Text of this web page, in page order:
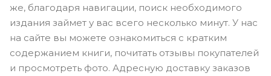
же, благодаря навигации, поиск необходимого
издания займет у вас всего несколько минут. У нас
на сайте вы можете ознакомиться с кратким
содержанием книги, почитать отзывы покупателей
и просмотреть фото. Адресную доставку заказов